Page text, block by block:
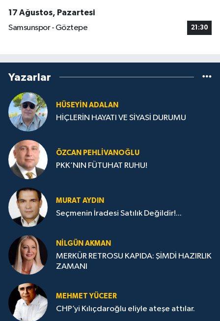
17 Ağustos, Pazartesi
Samsunspor - Göztepe
21:30
Yazarlar
HÜSEYIN ADALAN
HİÇLERİN HAYATI VE SİYASİ DURUMU
ÖZCAN PEHLIVANOĞLU
PKK’NIN FÜTUHAT RUHU!
MURAT AYDIN
Seçmenin İradesi Satılık Değildir!...
NILGÜN AKMAN
MERKÜR RETROSU KAPIDA: ŞİMDİ HAZIRLIK
ZAMANI
MEHMET YÜCEER
CHP’yi Kılıçdaroğlu eliyle ateşe attılar.